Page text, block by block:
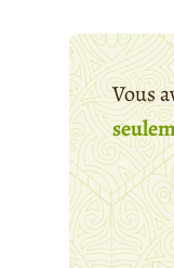
Vous